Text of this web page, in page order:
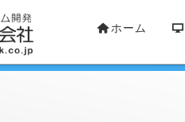
ホーム